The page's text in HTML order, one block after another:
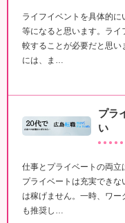
ライフイベントを具体的に
等になると思います。ラ
較することが必要だと思
には、ま…
プラ
い
仕事とプライベートの両
プライベートは充実でき
は稼げません。一時、ワ
も推奨し…